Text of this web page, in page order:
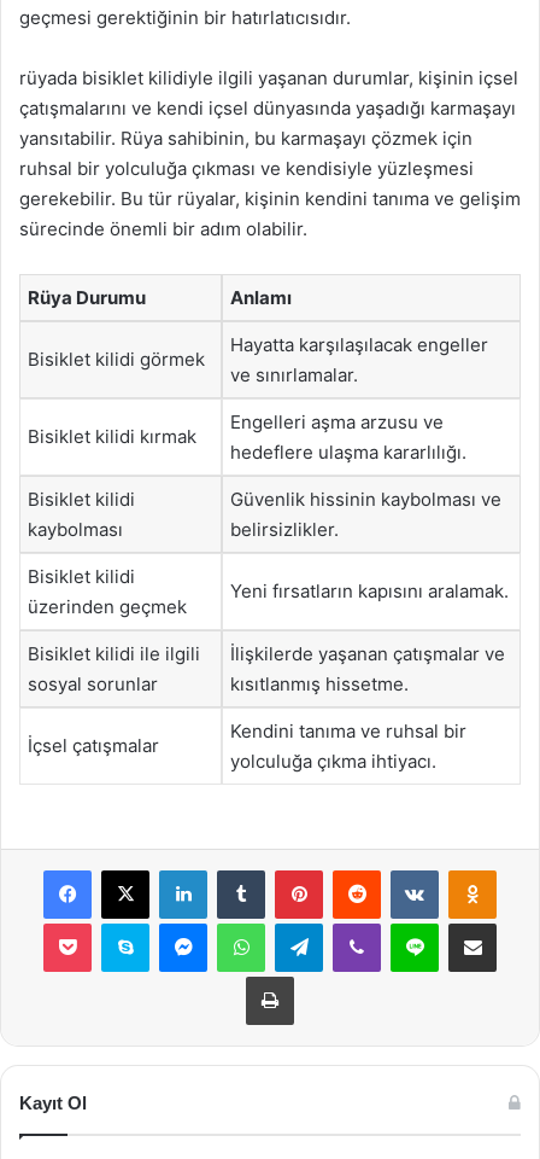
geçmesi gerektiğinin bir hatırlatıcısıdır.
rüyada bisiklet kilidiyle ilgili yaşanan durumlar, kişinin içsel
çatışmalarını ve kendi içsel dünyasında yaşadığı karmaşayı
yansıtabilir. Rüya sahibinin, bu karmaşayı çözmek için
ruhsal bir yolculuğa çıkması ve kendisiyle yüzleşmesi
gerekebilir. Bu tür rüyalar, kişinin kendini tanıma ve gelişim
sürecinde önemli bir adım olabilir.
Rüya Durumu Anlamı
Bisiklet kilidi görmek
Hayatta karşılaşılacak engeller
ve sınırlamalar.
Bisiklet kilidi kırmak
Engelleri aşma arzusu ve
hedeflere ulaşma kararlılığı.
Bisiklet kilidi
kaybolması
Güvenlik hissinin kaybolması ve
belirsizlikler.
Bisiklet kilidi
üzerinden geçmek
Yeni fırsatların kapısını aralamak.
Bisiklet kilidi ile ilgili
sosyal sorunlar
İlişkilerde yaşanan çatışmalar ve
kısıtlanmış hissetme.
İçsel çatışmalar
Kendini tanıma ve ruhsal bir
yolculuğa çıkma ihtiyacı.
Facebook
X LinkedInTumblr PinterestReddit VKontakte
Pocket Skype MessengerWhatsAppTelegramViber Line E-Posta ile
Yazdır
Kayıt Ol